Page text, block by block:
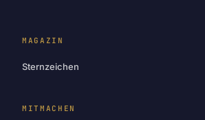
MAGAZIN
Sternzeichen
MITMACHEN